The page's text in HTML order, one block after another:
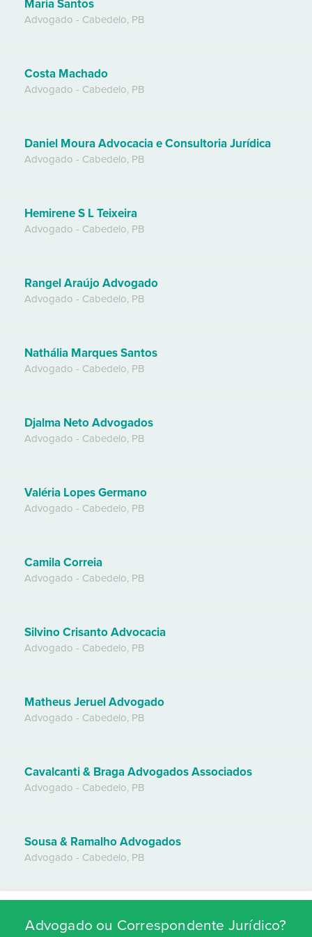
Maria Santos
Advogado - Cabedelo, PB
Costa Machado
Advogado - Cabedelo, PB
Daniel Moura Advocacia e Consultoria Jurídica
Advogado - Cabedelo, PB
Hemirene S L Teixeira
Advogado - Cabedelo, PB
Rangel Araújo Advogado
Advogado - Cabedelo, PB
Nathália Marques Santos
Advogado - Cabedelo, PB
Djalma Neto Advogados
Advogado - Cabedelo, PB
Valéria Lopes Germano
Advogado - Cabedelo, PB
Camila Correia
Advogado - Cabedelo, PB
Silvino Crisanto Advocacia
Advogado - Cabedelo, PB
Matheus Jeruel Advogado
Advogado - Cabedelo, PB
Cavalcanti & Braga Advogados Associados
Advogado - Cabedelo, PB
Sousa & Ramalho Advogados
Advogado - Cabedelo, PB
Advogado ou Correspondente Jurídico?